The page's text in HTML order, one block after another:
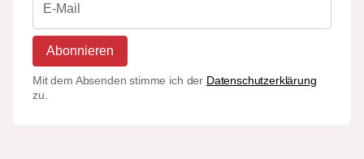
Abonnieren
Mit dem Absenden stimme ich der Datenschutzerklärung
zu.